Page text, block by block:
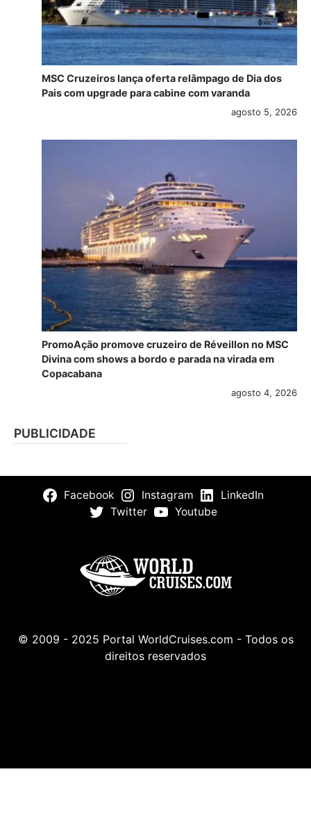
MSC Cruzeiros lança oferta relâmpago de Dia dos
Pais com upgrade para cabine com varanda
agosto 5, 2026
PromoAção promove cruzeiro de Réveillon no MSC
Divina com shows a bordo e parada na virada em
Copacabana
agosto 4, 2026
PUBLICIDADE
Facebook Instagram
LinkedIn
Twitter
Youtube
© 2009 - 2025 Portal WorldCruises.com - Todos os
direitos reservados